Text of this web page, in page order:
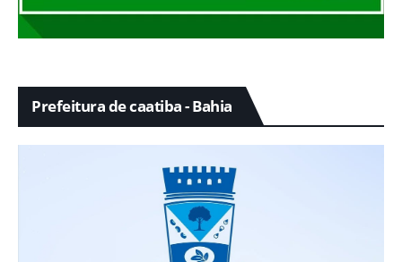
Prefeitura de caatiba - Bahia